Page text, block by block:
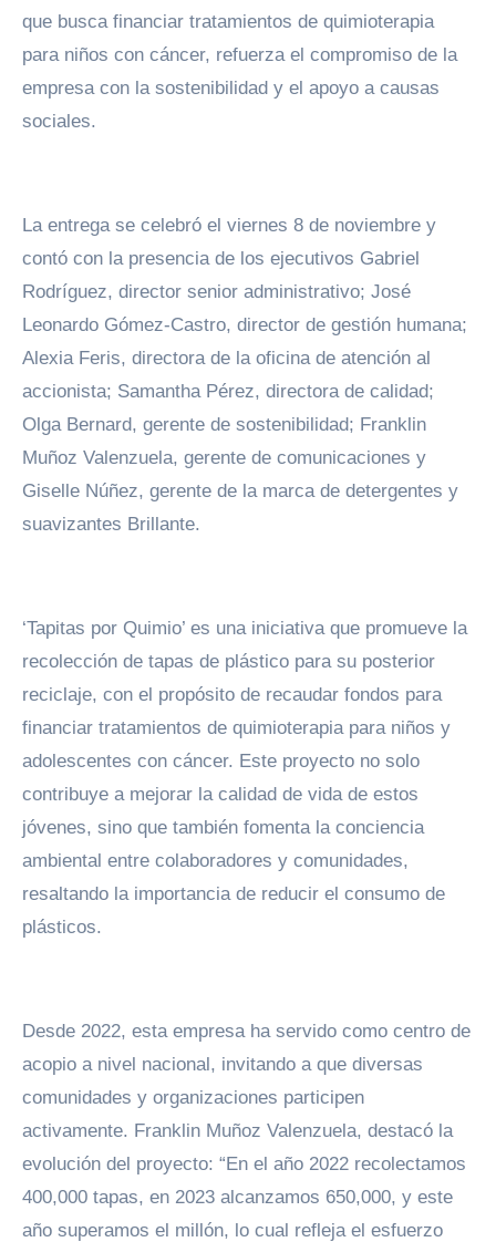
que busca financiar tratamientos de quimioterapia
para niños con cáncer, refuerza el compromiso de la
empresa con la sostenibilidad y el apoyo a causas
sociales.
La entrega se celebró el viernes 8 de noviembre y
contó con la presencia de los ejecutivos Gabriel
Rodríguez, director senior administrativo; José
Leonardo Gómez-Castro, director de gestión humana;
Alexia Feris, directora de la oficina de atención al
accionista; Samantha Pérez, directora de calidad;
Olga Bernard, gerente de sostenibilidad; Franklin
Muñoz Valenzuela, gerente de comunicaciones y
Giselle Núñez, gerente de la marca de detergentes y
suavizantes Brillante.
‘Tapitas por Quimio’ es una iniciativa que promueve la
recolección de tapas de plástico para su posterior
reciclaje, con el propósito de recaudar fondos para
financiar tratamientos de quimioterapia para niños y
adolescentes con cáncer. Este proyecto no solo
contribuye a mejorar la calidad de vida de estos
jóvenes, sino que también fomenta la conciencia
ambiental entre colaboradores y comunidades,
resaltando la importancia de reducir el consumo de
plásticos.
Desde 2022, esta empresa ha servido como centro de
acopio a nivel nacional, invitando a que diversas
comunidades y organizaciones participen
activamente. Franklin Muñoz Valenzuela, destacó la
evolución del proyecto: “En el año 2022 recolectamos
400,000 tapas, en 2023 alcanzamos 650,000, y este
año superamos el millón, lo cual refleja el esfuerzo